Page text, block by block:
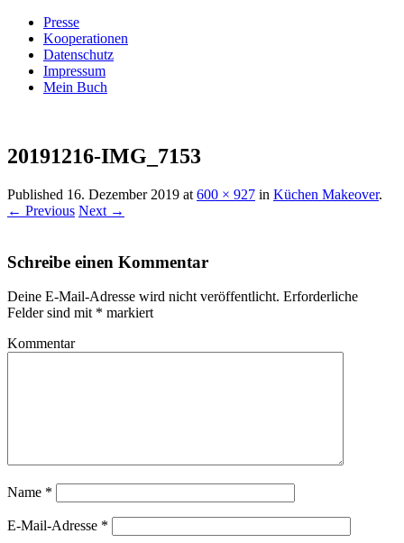
Presse
Kooperationen
Datenschutz
Impressum
Mein Buch
Villa König
20191216-IMG_7153
Published 16. Dezember 2019 at 600 × 927 in Küchen Makeover.
← Previous Next →
Schreibe einen Kommentar
Deine E-Mail-Adresse wird nicht veröffentlicht. Erforderliche
Felder sind mit * markiert
Kommentar
Name *
E-Mail-Adresse *